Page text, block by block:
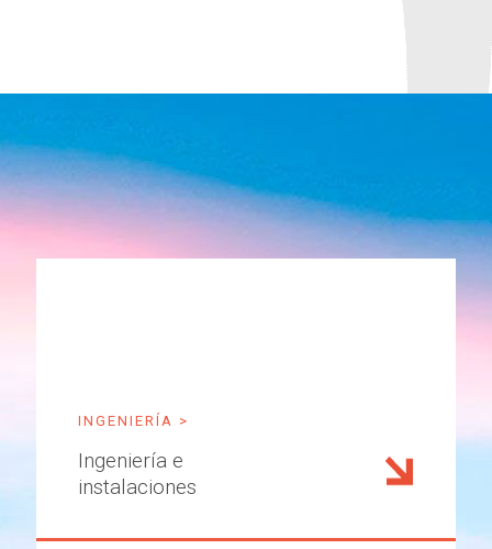
INGENIERÍA >
Ingeniería e
instalaciones